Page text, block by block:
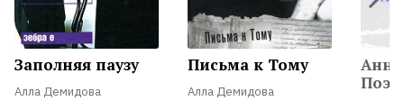
Заполняя паузу
Алла Демидова
Письма к Тому
Алла Демидова